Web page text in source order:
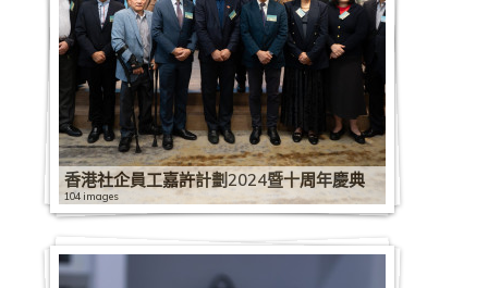
香港社企員工嘉許計劃2024暨十周年慶典
104 images